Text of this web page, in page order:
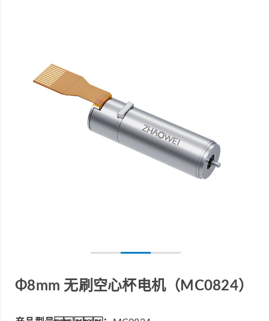
Φ8mm 无刷空心杯电机（MC0824）